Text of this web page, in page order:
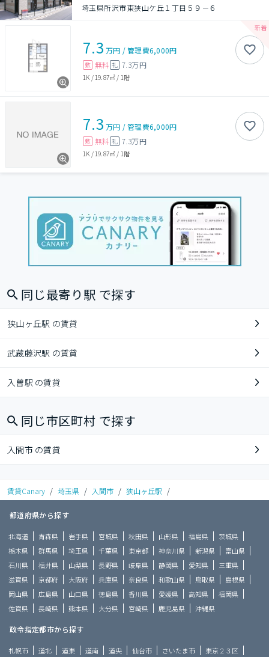
埼玉県所沢市東狭山ケ丘１丁目５９－６
7.3 万円 /管理費6,000円
敷 無料 礼 7.3万円
1K / 19.87㎡ / 1階
7.3 万円 /管理費6,000円
敷 無料 礼 7.3万円
1K / 19.87㎡ / 1階
同じ最寄り駅 で探す
狭山ヶ丘駅 の賃貸
武蔵藤沢駅 の賃貸
入曽駅 の賃貸
同じ市区町村 で探す
入間市 の賃貸
賃貸Canary / 埼玉県 / 入間市 / 狭山ヶ丘駅 /
都道府県から探す
北海道 青森県 岩手県 宮城県 秋田県 山形県 福島県
茨城県
栃木県
群馬県 埼玉県 千葉県 東京都 神奈川県 新潟県
富山県
石川県
福井県 山梨県 長野県 岐阜県 静岡県 愛知県
三重県
滋賀県
京都府 大阪府 兵庫県 奈良県 和歌山県 鳥取県
島根県
岡山県
広島県 山口県 徳島県 香川県 愛媛県 高知県
福岡県
佐賀県
長崎県 熊本県 大分県 宮崎県 鹿児島県 沖縄県
政令指定都市から探す
札幌市 道北 道東 道南 道央 仙台市 さいたま市 東京２３区